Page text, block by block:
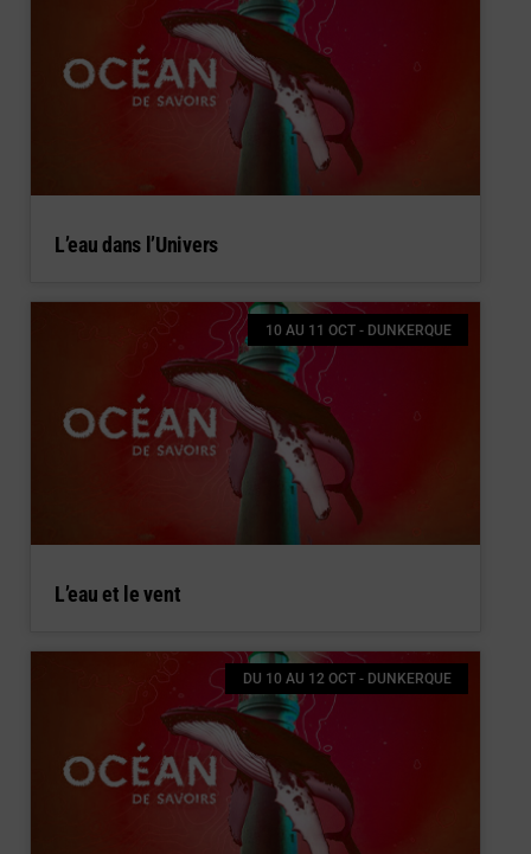
L’eau dans l’Univers
10 AU 11 OCT - DUNKERQUE
L’eau et le vent
DU 10 AU 12 OCT - DUNKERQUE